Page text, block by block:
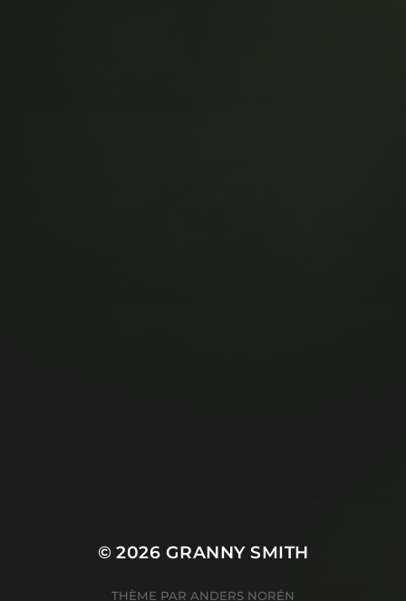
© 2026 GRANNY SMITH
THÈME PAR ANDERS NORÉN